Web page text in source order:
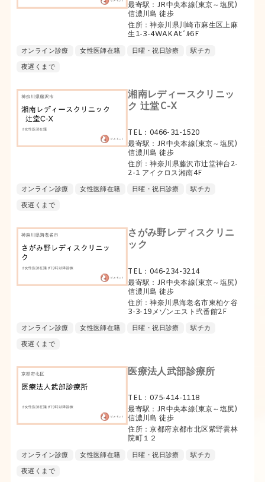
最寄駅：JR中央本線(東京～塩尻)
信濃川島 徒歩
住所：神奈川県川崎市麻生区上麻
生1-3-4WAKAﾋﾞﾙ6F
オンライン診療 女性医師在籍 日曜・祝日診療
駅チカ
夜遅くまで
湘南レディースクリニッ
ク 辻堂C-X
TEL：0466-31-1520
最寄駅：JR中央本線(東京～塩尻)
信濃川島 徒歩
住所：神奈川県藤沢市辻堂神台2-
2-1 アイクロス湘南4F
オンライン診療 女性医師在籍 日曜・祝日診療
駅チカ
夜遅くまで
さがみ野レディスクリニ
ック
TEL：046-234-3214
最寄駅：JR中央本線(東京～塩尻)
信濃川島 徒歩
住所：神奈川県海老名市東柏ケ谷
3-3-19メゾンエスト弐番館2F
オンライン診療 女性医師在籍 日曜・祝日診療
駅チカ
夜遅くまで
医療法人武部診療所
TEL：075-414-1118
最寄駅：JR中央本線(東京～塩尻)
信濃川島 徒歩
住所：京都府京都市北区紫野雲林
院町１２
オンライン診療 女性医師在籍 日曜・祝日診療
駅チカ
夜遅くまで